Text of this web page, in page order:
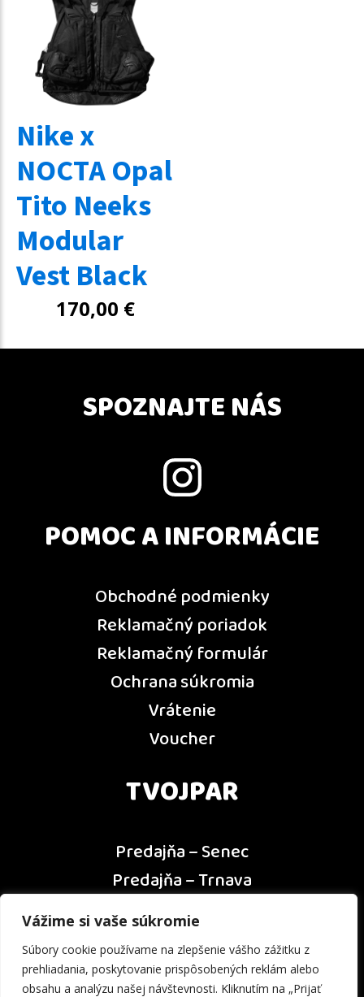
Vážime si vaše súkromie
Súbory cookie používame na zlepšenie vášho zážitku z
prehliadania, poskytovanie prispôsobených reklám alebo
obsahu a analýzu našej návštevnosti. Kliknutím na „Prijať
Nike x
NOCTA Opal
Tito Neeks
Modular
Vest Black
170,00 €
SPOZNAJTE NÁS
POMOC A INFORMÁCIE
Obchodné podmienky
Reklamačný poriadok
Reklamačný formulár
Ochrana súkromia
Vrátenie
Voucher
TVOJPAR
Predajňa – Senec
Predajňa – Trnava
Predajňa – Dunajská Streda
Predajňa – Nitra
Kontakt